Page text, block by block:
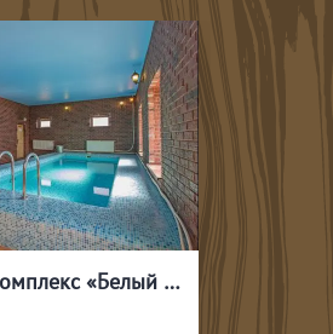
Банный комплекс «Белый медведь»